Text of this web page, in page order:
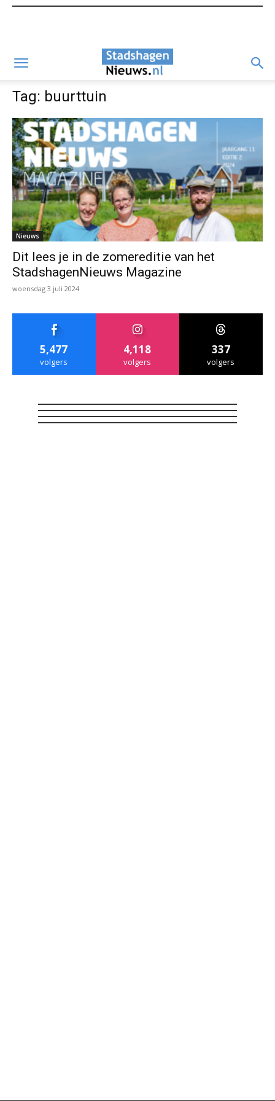
Tag: buurttuin
Nieuws
Dit lees je in de zomereditie van het
StadshagenNieuws Magazine
woensdag 3 juli 2024
5,477
volgers
4,118
volgers
337
volgers